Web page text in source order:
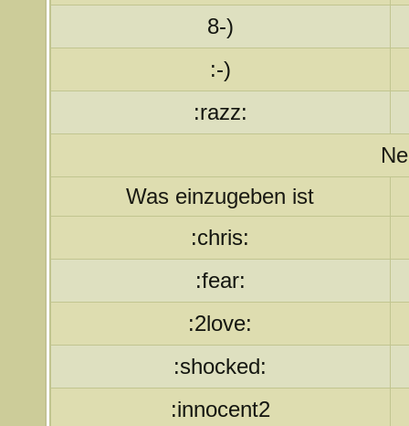
8-)
:-)
:razz:
Was einzugeben ist
:chris:
:fear:
:2love:
:shocked:
:innocent2